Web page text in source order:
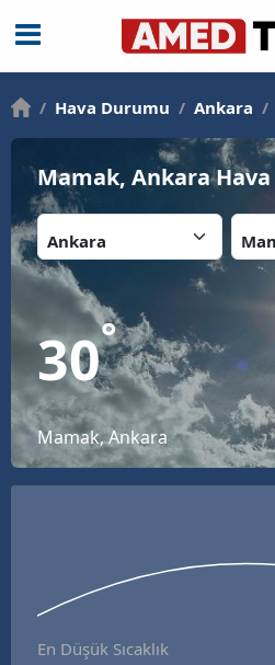
/ Hava Durumu / Ankara /
Mamak, Ankara
30°
Mamak, Ankara
En Düşük Sıcaklık